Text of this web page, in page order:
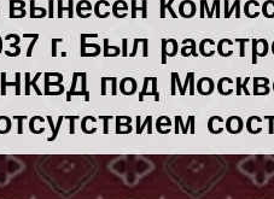
г. Был
под